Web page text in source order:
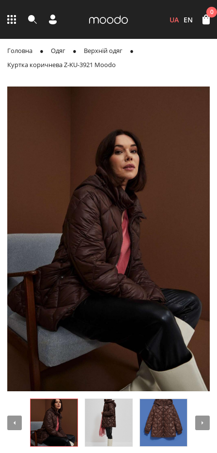
UA EN
0
Головна Одяг
Верхній одяг
Куртка коричнева Z-KU-3921 Moodo